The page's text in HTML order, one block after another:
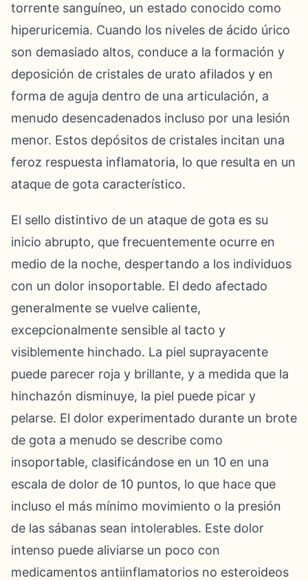
torrente sanguíneo, un estado conocido como
hiperuricemia. Cuando los niveles de ácido úrico
son demasiado altos, conduce a la formación y
deposición de cristales de urato afilados y en
forma de aguja dentro de una articulación, a
menudo desencadenados incluso por una lesión
menor. Estos depósitos de cristales incitan una
feroz respuesta inflamatoria, lo que resulta en un
ataque de gota característico.
El sello distintivo de un ataque de gota es su
inicio abrupto, que frecuentemente ocurre en
medio de la noche, despertando a los individuos
con un dolor insoportable. El dedo afectado
generalmente se vuelve caliente,
excepcionalmente sensible al tacto y
visiblemente hinchado. La piel suprayacente
puede parecer roja y brillante, y a medida que la
hinchazón disminuye, la piel puede picar y
pelarse. El dolor experimentado durante un brote
de gota a menudo se describe como
insoportable, clasificándose en un 10 en una
escala de dolor de 10 puntos, lo que hace que
incluso el más mínimo movimiento o la presión
de las sábanas sean intolerables. Este dolor
intenso puede aliviarse un poco con
medicamentos antiinflamatorios no esteroideos